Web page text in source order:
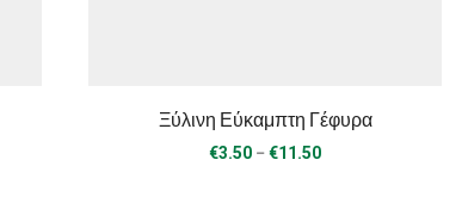
Ξύλινη Εύκαμπτη Γέφυρα
€3.50 –€11.50Price